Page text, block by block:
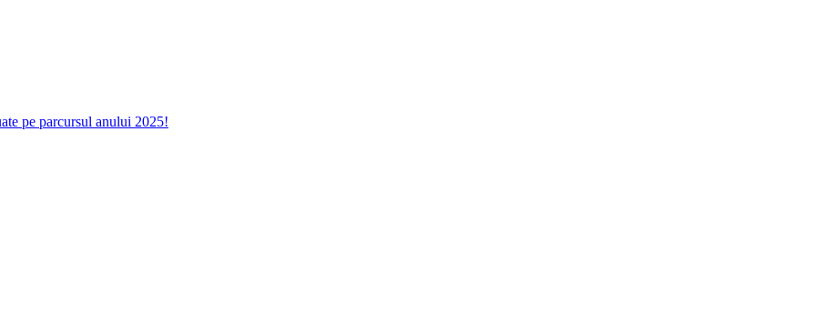
pe parcursul anului 2025!